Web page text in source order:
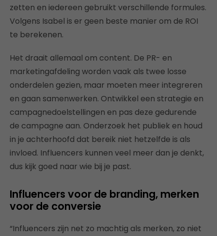
zetten en iedereen gebruikt verschillende formules.
Volgens Isabel is er geen beste manier om de ROI
te berekenen.
Het draait allemaal om content. De PR- en
marketingafdeling worden vaak als twee losse
onderdelen gezien, maar moeten meer integreren
en gaan samenwerken. Ontwikkel een strategie en
campagnedoelstellingen en pas deze gedurende
de campagne aan. Onderzoek het publiek en houd
in je achterhoofd dat bereik niet hetzelfde is als
invloed. Influencers kunnen veel meer dan je denkt,
dus kijk goed naar wie bij je past.
Influencers voor de branding, merken
voor de conversie
“Influencers zijn net zo machtig als merken, zo niet